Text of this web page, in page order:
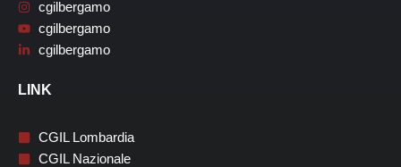
cgilbergamo
cgilbergamo
cgilbergamo
LINK
CGIL Lombardia
CGIL Nazionale